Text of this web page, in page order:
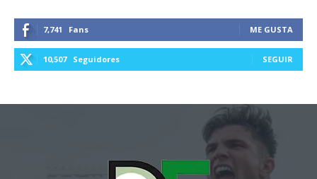
7,741 Fans ME GUSTA
10,507 Seguidores SEGUIR